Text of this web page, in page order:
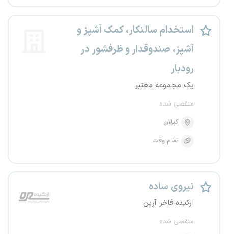
استخدام سالنکار، کمک آشپز و
آشپز، صندوقدار و ظرفشور در
رودبار
یک مجموعه معتبر
منقضی شده
گیلان
تمام وقت
نیروی ساده
ارکیده فاخر آرین
منقضی شده